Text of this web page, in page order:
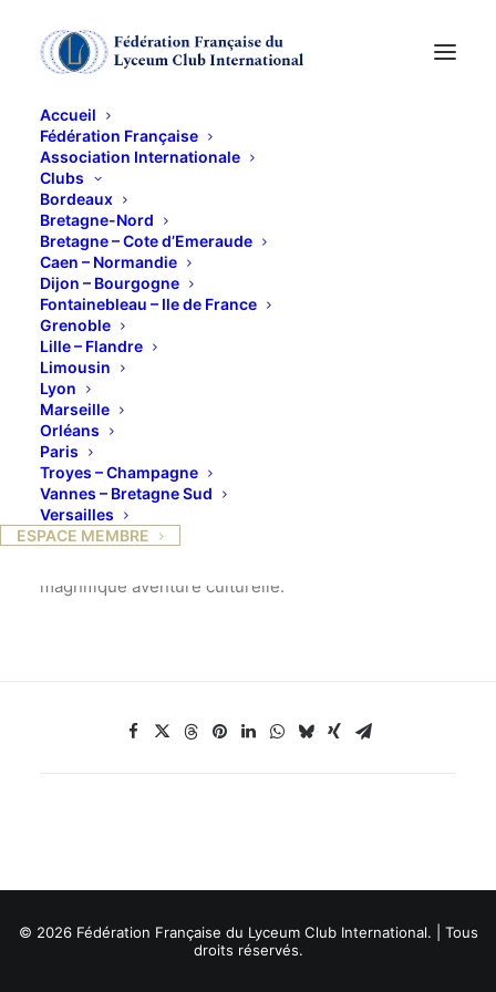
Accueil
Fédération Française
Association Internationale
Clubs
Bordeaux
Bretagne-Nord
Bretagne – Cote d’Emeraude
Caen – Normandie
Dijon – Bourgogne
Fontainebleau – Ile de France
Grenoble
Lille – Flandre
Limousin
Lyon
Marseille
Orléans
Paris
Troyes – Champagne
Vannes – Bretagne Sud
Versailles
ESPACE MEMBRE
Viva l'Opéra Les
Ballets Russes
Serge de Diaghilev a ouvert la porte à la modernité
néo-classique en sachant rapprocher peintres,
musiciens et chorégraphes d’avant-garde. Le
programme comporte une diversité d’œuvres
magnifique aventure culturelle.
© 2026 Fédération Française du Lyceum Club International. | Tous
droits réservés.